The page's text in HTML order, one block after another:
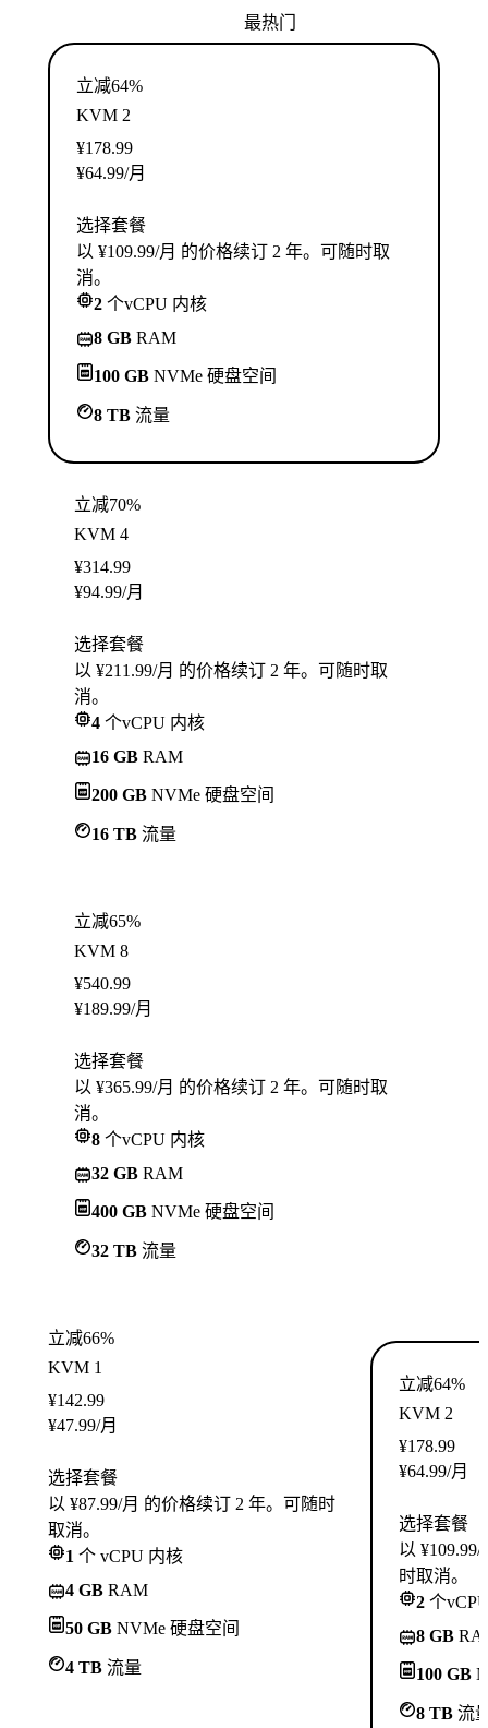
最热门
立减64%
KVM 2
¥178.99
¥64.99/月
选择套餐
以 ¥109.99/月 的价格续订 2 年。可随时取
消。
2 个vCPU 内核
8 GB RAM
100 GB NVMe 硬盘空间
8 TB 流量
立减70%
KVM 4
¥314.99
¥94.99/月
选择套餐
以 ¥211.99/月 的价格续订 2 年。可随时取
消。
4 个vCPU 内核
16 GB RAM
200 GB NVMe 硬盘空间
16 TB 流量
立减65%
KVM 8
¥540.99
¥189.99/月
选择套餐
以 ¥365.99/月 的价格续订 2 年。可随时取
消。
8 个vCPU 内核
32 GB RAM
400 GB NVMe 硬盘空间
32 TB 流量
立减66%
KVM 1
¥142.99
¥47.99/月
选择套餐
以 ¥87.99/月 的价格续订 2 年。可随时
取消。
1 个 vCPU 内核
4 GB RAM
50 GB NVMe 硬盘空间
4 TB 流量
立减64%
KVM 2
¥178.99
¥64.99/月
选择套餐
以
时取消。
2 个
8 GB
100 GB
8 TB 流